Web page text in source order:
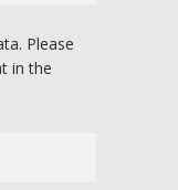
Please
in the